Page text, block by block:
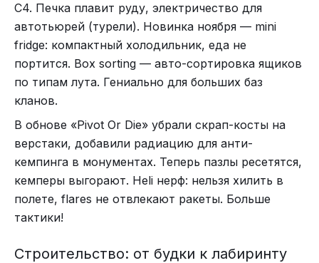
C4. Печка плавит руду, электричество для
автотьюрей (турели). Новинка ноября — mini
fridge: компактный холодильник, еда не
портится. Box sorting — авто-сортировка ящиков
по типам лута. Гениально для больших баз
кланов.
В обнове «Pivot Or Die» убрали скрап-косты на
верстаки, добавили радиацию для анти-
кемпинга в монументах. Теперь пазлы ресетятся,
кемперы выгорают. Heli нерф: нельзя хилить в
полете, flares не отвлекают ракеты. Больше
тактики!
Строительство: от будки к лабиринту